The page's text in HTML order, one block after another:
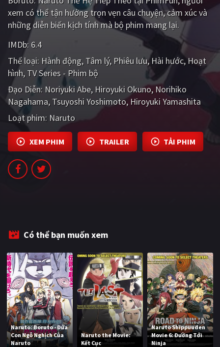
PHIM MỚI
PHIM BỘ
PHIM LẺ
PHIM CHIẾU RẠP
TUYỂN TẬP PHIM
BLOG
xem có thể tận hưởng trọn vẹn câu chuyện, cảm xúc và
những diễn biến kịch tính mà bộ phim mang lại.
IMDb: 6.4
Thể loại: Hành động Tâm lý Phiêu lưu Hài hước Hoạt
hình TV Series - Phim bộ
Đạo Diễn: Noriyuki Abe Hiroyuki Okuno Norihiko
Nagahama Tsuyoshi Yoshimoto Hiroyuki Yamashita
Loạt phim: Naruto
XEM PHIM TRAILER TẢI PHIM
Có thể bạn muốn xem
Naruto: Boruto - Đứa
Con Ngỗ Nghịch Của
Naruto
Naruto the Movie:
Kết Cục
Naruto Shippuuden
Movie 6: Đường Tới
Ninja